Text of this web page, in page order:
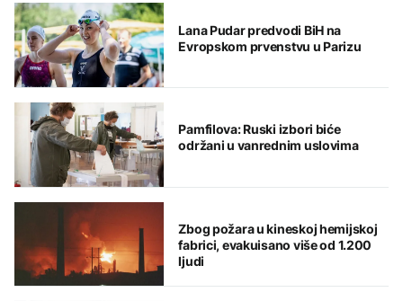
Lana Pudar predvodi BiH na
Evropskom prvenstvu u Parizu
Pamfilova: Ruski izbori biće
održani u vanrednim uslovima
Zbog požara u kineskoj hemijskoj
fabrici, evakuisano više od 1.200
ljudi